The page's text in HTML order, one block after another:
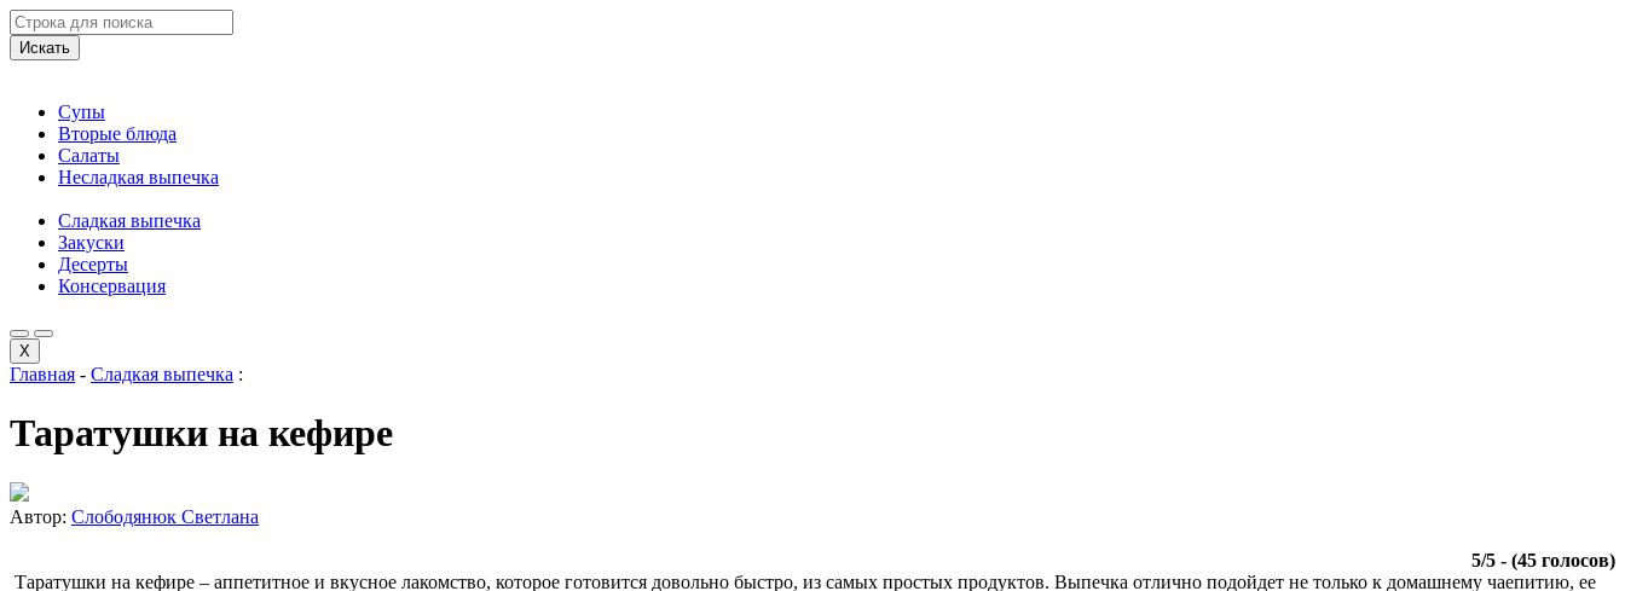
Искать
Супы
Вторые блюда
Салаты
Несладкая выпечка
Сладкая выпечка
Закуски
Десерты
Консервация
X
Главная - Сладкая выпечка :
Таратушки на кефире
Автор: Слободянюк Светлана
5/5 - (45 голосов)
Таратушки на кефире – аппетитное и вкусное лакомство, которое готовится довольно быстро, из самых простых продуктов. Выпечка отлично подойдет не только к домашнему чаепитию, ее